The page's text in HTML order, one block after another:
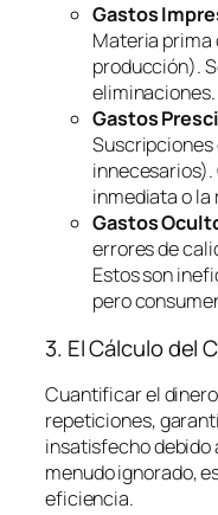
Gastos
Materia prima
producción).
eliminaciones.
Gastos
Suscripciones
inmediata o la
Gastos
errores de
Estos son
pero
3. El Cálculo del
Cuantificar el
repeticiones,
insatisfecho debido
menudo ignorado,
eficiencia.